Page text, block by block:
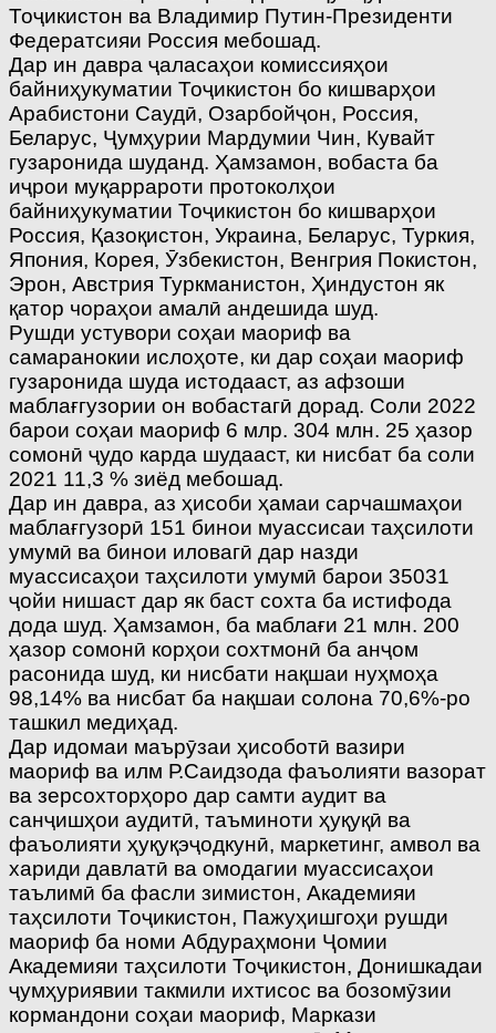
Тоҷикистон ва Владимир Путин-Президенти
Федератсияи Россия мебошад.
Дар ин давра ҷаласаҳои комиссияҳои
байниҳукуматии Тоҷикистон бо кишварҳои
Арабистони Саудӣ, Озарбойҷон, Россия,
Беларус, Ҷумҳурии Мардумии Чин, Кувайт
гузаронида шуданд. Ҳамзамон, вобаста ба
иҷрои муқаррароти протоколҳои
байниҳукуматии Тоҷикистон бо кишварҳои
Россия, Қазоқистон, Украина, Беларус, Туркия,
Япония, Корея, Ӯзбекистон, Венгрия Покистон,
Эрон, Австрия Туркманистон, Ҳиндустон як
қатор чораҳои амалӣ андешида шуд.
Рушди устувори соҳаи маориф ва
самаранокии ислоҳоте, ки дар соҳаи маориф
гузаронида шуда истодааст, аз афзоши
маблағгузории он вобастагӣ дорад. Соли 2022
барои соҳаи маориф 6 млр. 304 млн. 25 ҳазор
сомонӣ ҷудо карда шудааст, ки нисбат ба соли
2021 11,3 % зиёд мебошад.
Дар ин давра, аз ҳисоби ҳамаи сарчашмаҳои
маблағгузорӣ 151 бинои муассисаи таҳсилоти
умумӣ ва бинои иловагӣ дар назди
муассисаҳои таҳсилоти умумӣ барои 35031
ҷойи нишаст дар як баст сохта ба истифода
дода шуд. Ҳамзамон, ба маблағи 21 млн. 200
ҳазор сомонӣ корҳои сохтмонӣ ба анҷом
расонида шуд, ки нисбати нақшаи нуҳмоҳа
98,14% ва нисбат ба нақшаи солона 70,6%-ро
ташкил медиҳад.
Дар идомаи маърӯзаи ҳисоботӣ вазири
маориф ва илм Р.Саидзода фаъолияти вазорат
ва зерсохторҳоро дар самти аудит ва
санҷишҳои аудитӣ, таъминоти ҳуқуқӣ ва
фаъолияти ҳуқуқэҷодкунӣ, маркетинг, амвол ва
хариди давлатӣ ва омодагии муассисаҳои
таълимӣ ба фасли зимистон, Академияи
таҳсилоти Тоҷикистон, Пажуҳишгоҳи рушди
маориф ба номи Абдураҳмони Ҷомии
Академияи таҳсилоти Тоҷикистон, Донишкадаи
ҷумҳуриявии такмили ихтисос ва бозомӯзии
кормандони соҳаи маориф, Маркази